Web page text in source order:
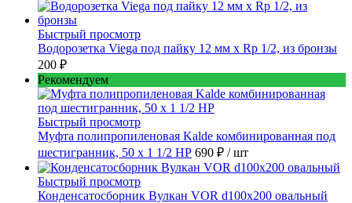
Быстрый просмотр
Водорозетка Viega под пайку 12 мм х Rp 1/2, из бронзы
200 ₽
Рекомендуем
Быстрый просмотр
Муфта полипропиленовая Kalde комбинированная под
шестигранник, 50 x 1 1/2 НР 690 ₽ / шт
Быстрый просмотр
Конденсатосборник Вулкан VOR d100x200 овальный